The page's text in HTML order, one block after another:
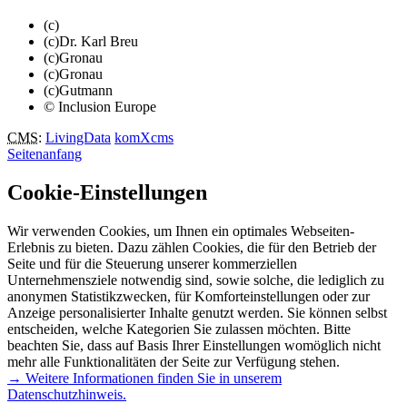
(c)
(c)Dr. Karl Breu
(c)Gronau
(c)Gronau
(c)Gutmann
© Inclusion Europe
CMS: LivingData komXcms
Seitenanfang
Cookie-Einstellungen
Wir verwenden Cookies, um Ihnen ein optimales Webseiten-
Erlebnis zu bieten. Dazu zählen Cookies, die für den Betrieb der
Seite und für die Steuerung unserer kommerziellen
Unternehmensziele notwendig sind, sowie solche, die lediglich zu
anonymen Statistikzwecken, für Komforteinstellungen oder zur
Anzeige personalisierter Inhalte genutzt werden. Sie können selbst
entscheiden, welche Kategorien Sie zulassen möchten. Bitte
beachten Sie, dass auf Basis Ihrer Einstellungen womöglich nicht
mehr alle Funktionalitäten der Seite zur Verfügung stehen.
→ Weitere Informationen finden Sie in unserem
Datenschutzhinweis.